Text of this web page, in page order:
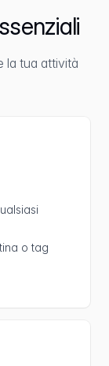
la tua attività
o tag